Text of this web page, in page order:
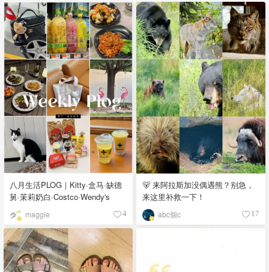
八月生活PLOG｜Kitty·盒马·缺德
舅·茉莉奶白·Costco·Wendy's
maggie 4
🐻 来阿拉斯加没偶遇熊？别急，
来这里补救一下！
abc個c 17